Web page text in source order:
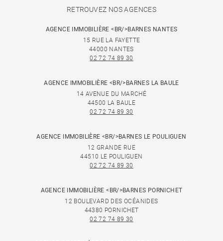
RETROUVEZ NOS AGENCES
AGENCE IMMOBILIÈRE <BR/>BARNES NANTES
15 RUE LA FAYETTE
44000 NANTES
02 72 74 89 30
AGENCE IMMOBILIÈRE <BR/>BARNES LA BAULE
14 AVENUE DU MARCHÉ
44500 LA BAULE
02 72 74 89 30
AGENCE IMMOBILIÈRE <BR/>BARNES LE POULIGUEN
12 GRANDE RUE
44510 LE POULIGUEN
02 72 74 89 30
AGENCE IMMOBILIÈRE <BR/>BARNES PORNICHET
12 BOULEVARD DES OCÉANIDES
44380 PORNICHET
02 72 74 89 30